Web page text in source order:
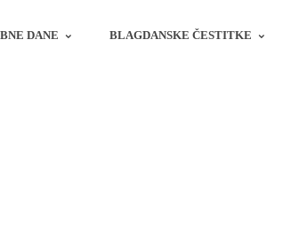
DANE BLAGDANSKE ČESTITKE